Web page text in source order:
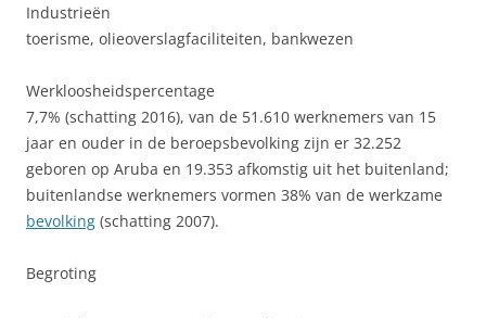
Industrieën
toerisme, olieoverslagfaciliteiten, bankwezen
Werkloosheidspercentage
7,7% (schatting 2016), van de 51.610 werknemers van 15
jaar en ouder in de beroepsbevolking zijn er 32.252
geboren op Aruba en 19.353 afkomstig uit het buitenland;
buitenlandse werknemers vormen 38% van de werkzame
bevolking (schatting 2007).
Begroting